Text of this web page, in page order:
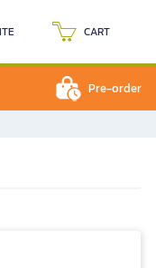
CART
Pre-order